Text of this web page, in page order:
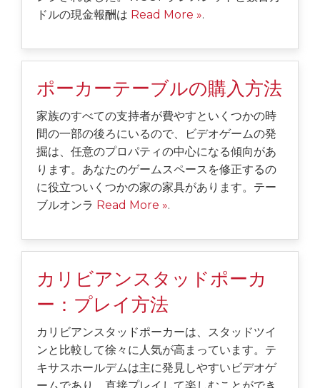
ドルの現金報酬は Read More ».
ポーカーテーブルの購入方法
家族のすべての支持者が費やすといくつかの時
間の一部の後ろにいるので、ビデオゲームの発
掘は、任意のプロパティの中心になる傾向があ
ります。あなたのゲームスペースを修正するの
に役立ついくつかの家の家具があります。テー
ブルオンラ Read More ».
カリビアンスタッドポーカ
ー：プレイ方法
カリビアンスタッドポーカーは、スタッドツイ
ンと比較して徐々に人気が高まっています。テ
キサスホールデムは主に発見しやすいビデオゲ